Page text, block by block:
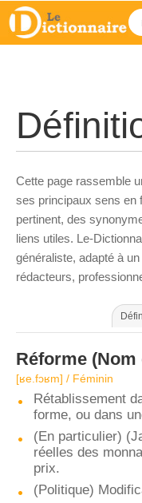
Cette page rassemble
ses principaux sens en
pertinent, des
liens utiles. Le-
généraliste, adapté à
rédacteurs,
Réforme (Nom
[ʁe.fɔʁm] / Féminin
Rétablissement
forme, ou dans
(En particulier)
réelles des
prix.
(Politique)